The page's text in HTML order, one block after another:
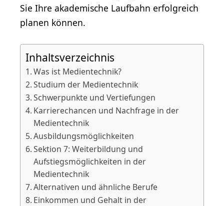
Sie Ihre akademische Laufbahn erfolgreich
planen können.
Inhaltsverzeichnis
Was ist Medientechnik?
Studium der Medientechnik
Schwerpunkte und Vertiefungen
Karrierechancen und Nachfrage in der
Medientechnik
Ausbildungsmöglichkeiten
Sektion 7: Weiterbildung und
Aufstiegsmöglichkeiten in der
Medientechnik
Alternativen und ähnliche Berufe
Einkommen und Gehalt in der